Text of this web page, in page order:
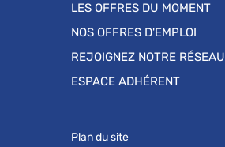
LES OFFRES DU MOMENT
NOS OFFRES D'EMPLOI
REJOIGNEZ NOTRE RÉSEAU
ESPACE ADHÉRENT
Plan du site